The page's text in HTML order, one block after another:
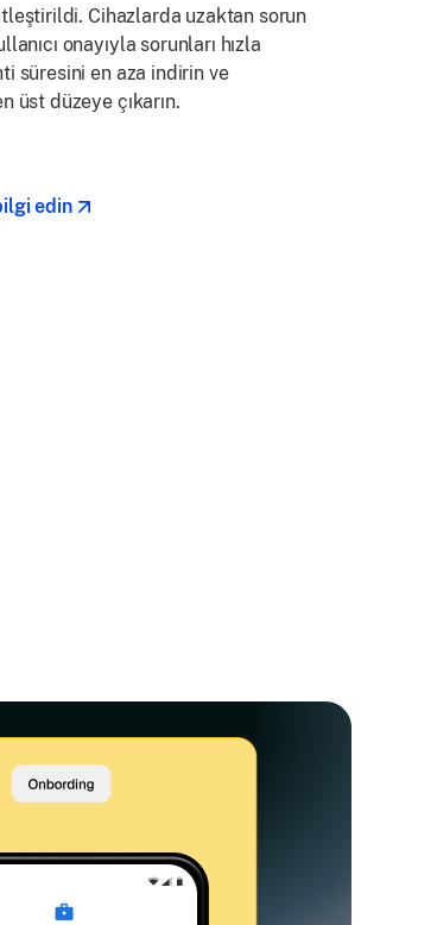
Cihazlarda uzaktan sorun
onayıyla sorunları hızla
süresini en aza indirin ve
üst düzeye çıkarın.
edin